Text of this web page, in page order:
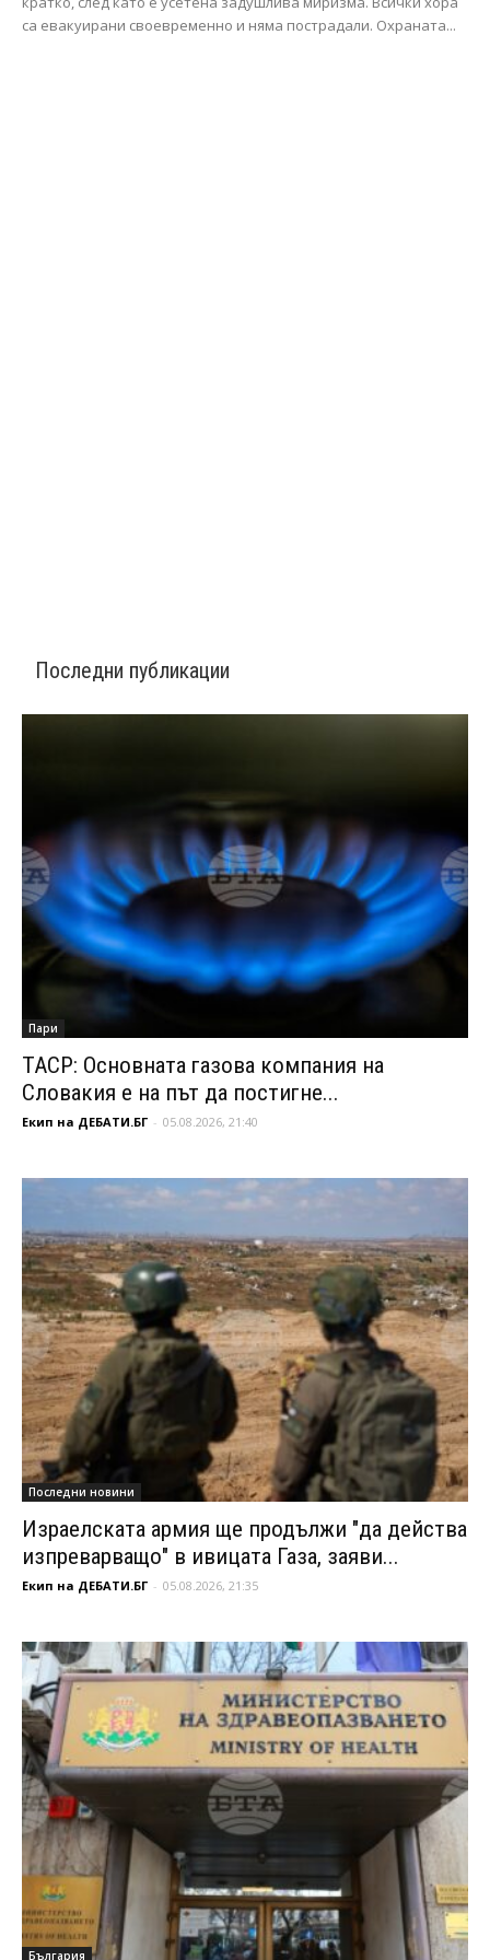
са евакуирани своевременно и няма пострадали. Охраната...
Последни публикации
Пари
ТАСР: Основната газова компания на
Словакия е на път да постигне...
Екип на ДЕБАТИ.БГ - 05.08.2026, 21:40
Последни новини
Израелската армия ще продължи "да действа
изпреварващо" в ивицата Газа, заяви...
Екип на ДЕБАТИ.БГ - 05.08.2026, 21:35
България